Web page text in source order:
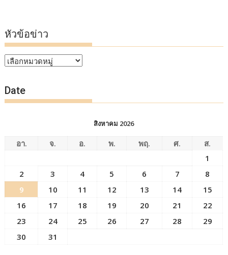
หัวข้อข่าว
หัวข้อ
Date
สิงหาคม 2026
อา. จ. อ. พ. พฤ. ศ.
ส.
1
2
3 4 5 6 7
8
9
10 11 12 13 14
15
16
17 18 19 20 21
22
23
24 25 26 27 28
29
30
31